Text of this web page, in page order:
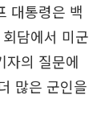
대통령은 백
담에서 미군
자의 질문에
많은 군인을